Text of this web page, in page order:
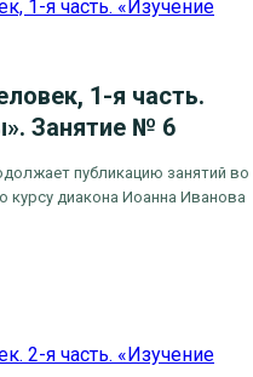
1-я часть.
Занятие № 6
публикацию занятий во
курсу диакона Иоанна Иванова